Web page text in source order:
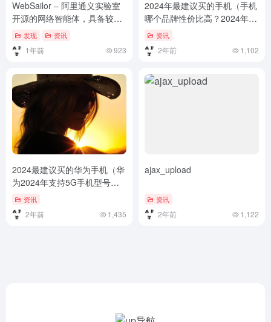
WebSailor – 阿里通义实验室
开源的网络智能体，具备较强
的推理和检索能力
发现 资讯
1年前 923
2024年最建议买的手机（手机
哪个品牌性价比高？2024年推
荐的9款热销机型盘点）手机
哪个品牌性价比高？2024年推
荐的9款热销机型盘点
资讯
2年前 1,102
2024最建议买的华为手机（华
为2024年支持5G手机型号一
览：哪些款式配备5G技术）华
为2024年支持5G手机型号一
览：哪些款式配备5G技术
资讯
2年前 1,435
ajax_upload
资讯
2年前 1,122